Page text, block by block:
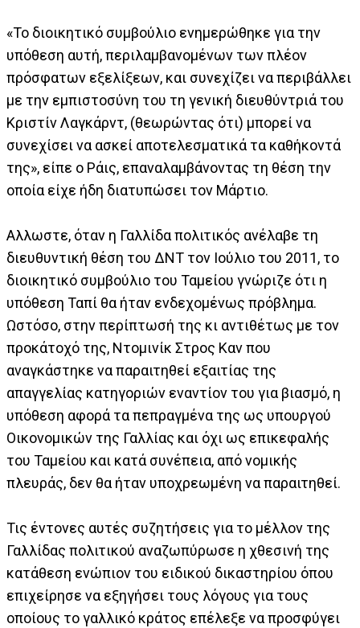
«Το διοικητικό συμβούλιο ενημερώθηκε για την
υπόθεση αυτή, περιλαμβανομένων των πλέον
πρόσφατων εξελίξεων, και συνεχίζει να περιβάλλει
με την εμπιστοσύνη του τη γενική διευθύντριά του
Κριστίν Λαγκάρντ, (θεωρώντας ότι) μπορεί να
συνεχίσει να ασκεί αποτελεσματικά τα καθήκοντά
της», είπε ο Ράις, επαναλαμβάνοντας τη θέση την
οποία είχε ήδη διατυπώσει τον Μάρτιο.
Αλλωστε, όταν η Γαλλίδα πολιτικός ανέλαβε τη
διευθυντική θέση του ΔΝΤ τον Ιούλιο του 2011, το
διοικητικό συμβούλιο του Ταμείου γνώριζε ότι η
υπόθεση Ταπί θα ήταν ενδεχομένως πρόβλημα.
Ωστόσο, στην περίπτωσή της κι αντιθέτως με τον
προκάτοχό της, Ντομινίκ Στρος Καν που
αναγκάστηκε να παραιτηθεί εξαιτίας της
απαγγελίας κατηγοριών εναντίον του για βιασμό, η
υπόθεση αφορά τα πεπραγμένα της ως υπουργού
Οικονομικών της Γαλλίας και όχι ως επικεφαλής
του Ταμείου και κατά συνέπεια, από νομικής
πλευράς, δεν θα ήταν υποχρεωμένη να παραιτηθεί.
Τις έντονες αυτές συζητήσεις για το μέλλον της
Γαλλίδας πολιτικού αναζωπύρωσε η χθεσινή της
κατάθεση ενώπιον του ειδικού δικαστηρίου όπου
επιχείρησε να εξηγήσει τους λόγους για τους
οποίους το γαλλικό κράτος επέλεξε να προσφύγει